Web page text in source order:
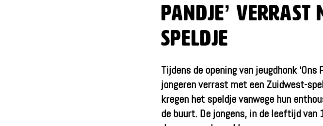
Pandje’ verrast
speldje
Tijdens de opening van jeugdhonk
jongeren verrast met een Zuidwest-
kregen het speldje vanwege hun
de buurt. De jongens, in de leeftijd